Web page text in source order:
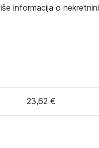
informacija o nekretnini
23,62 €